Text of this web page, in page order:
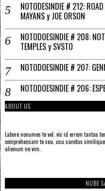
NOTODESINDIE # 212:
MAYANS y JOE ORSON
NOTODOESINDIE # 208:
TEMPLES y SVSTO
NOTODOESINDIE # 207:
NOTODOESINDIE # 206:
ABOUT US
Labore nonumes te vel, vis id errem tantas
comprehensam te sea, usu sanctus
alienum ne vim.
NUBE